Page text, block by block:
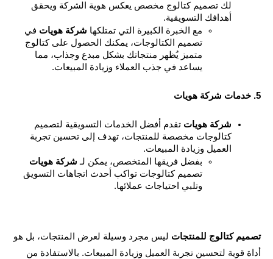
لك تصميم كتالوج مخصص يعكس هوية الشركة ويحقق
أهدافك التسويقية.
مع الخبرة الكبيرة التي تمتلكها شركة هويات
في
تصميم الكتالوجات، يمكنك الحصول على كتالوج
متميز يُظهر منتجاتك بشكل مبدع وجذاب، مما
يساعد في جذب العملاء وزيادة المبيعات.
شركة هويات
تقدم أفضل الخدمات التسويقية لتصميم
كتالوجات مخصصة للمنتجات، تهدف إلى تحسين تجربة
العميل وزيادة المبيعات.
بفضل فريقها المتخصص، يمكن لـ شركة هويات
تصميم كتالوجات تواكب أحدث اتجاهات التسويق
وتلبي احتياجات عملائها.
كتالوج للمنتجات
ليس مجرد وسيلة لعرض المنتجات، بل هو
قوية لتحسين تجربة العميل وزيادة المبيعات. بالاستفادة من